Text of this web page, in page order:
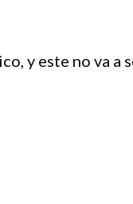
y este no va a